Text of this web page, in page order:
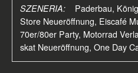
SZENERIA: Paderbau,
Store Neueröffnung, Eiscafé
70er/80er Party, Motorrad
skat Neueröffnung, One Day